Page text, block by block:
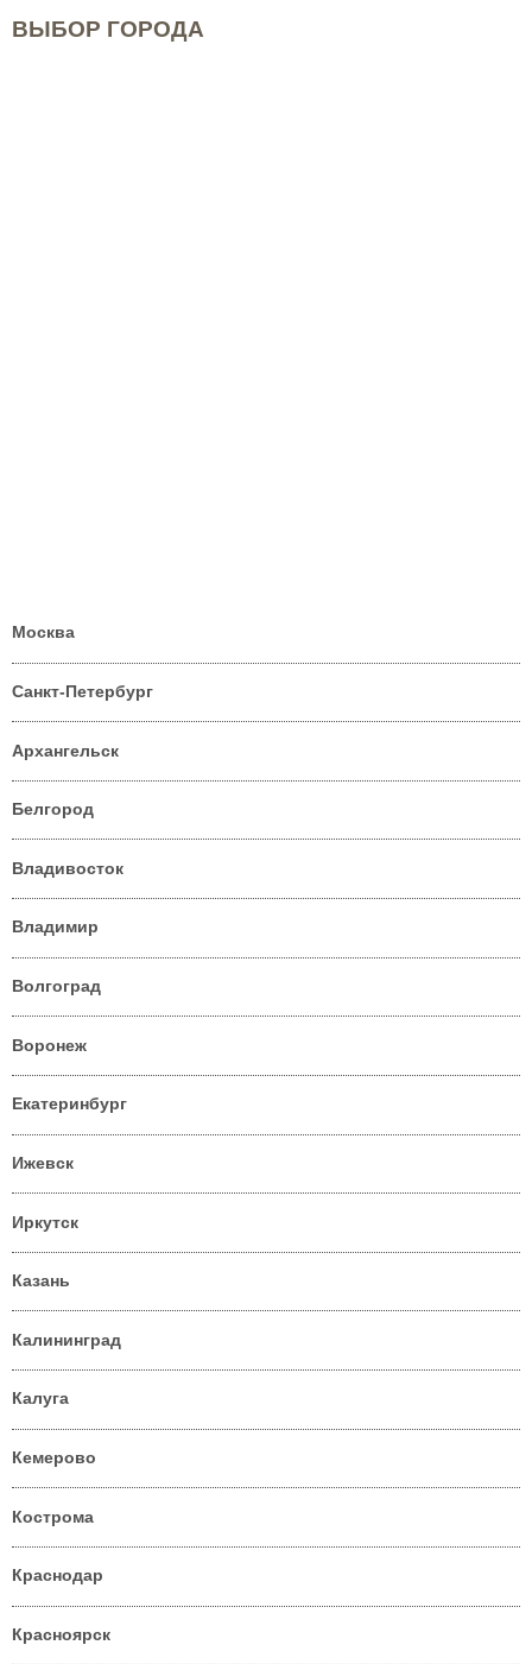
ВЫБОР ГОРОДА
Москва
Санкт-Петербург
Архангельск
Белгород
Владивосток
Владимир
Волгоград
Воронеж
Екатеринбург
Ижевск
Иркутск
Казань
Калининград
Калуга
Кемерово
Кострома
Краснодар
Красноярск